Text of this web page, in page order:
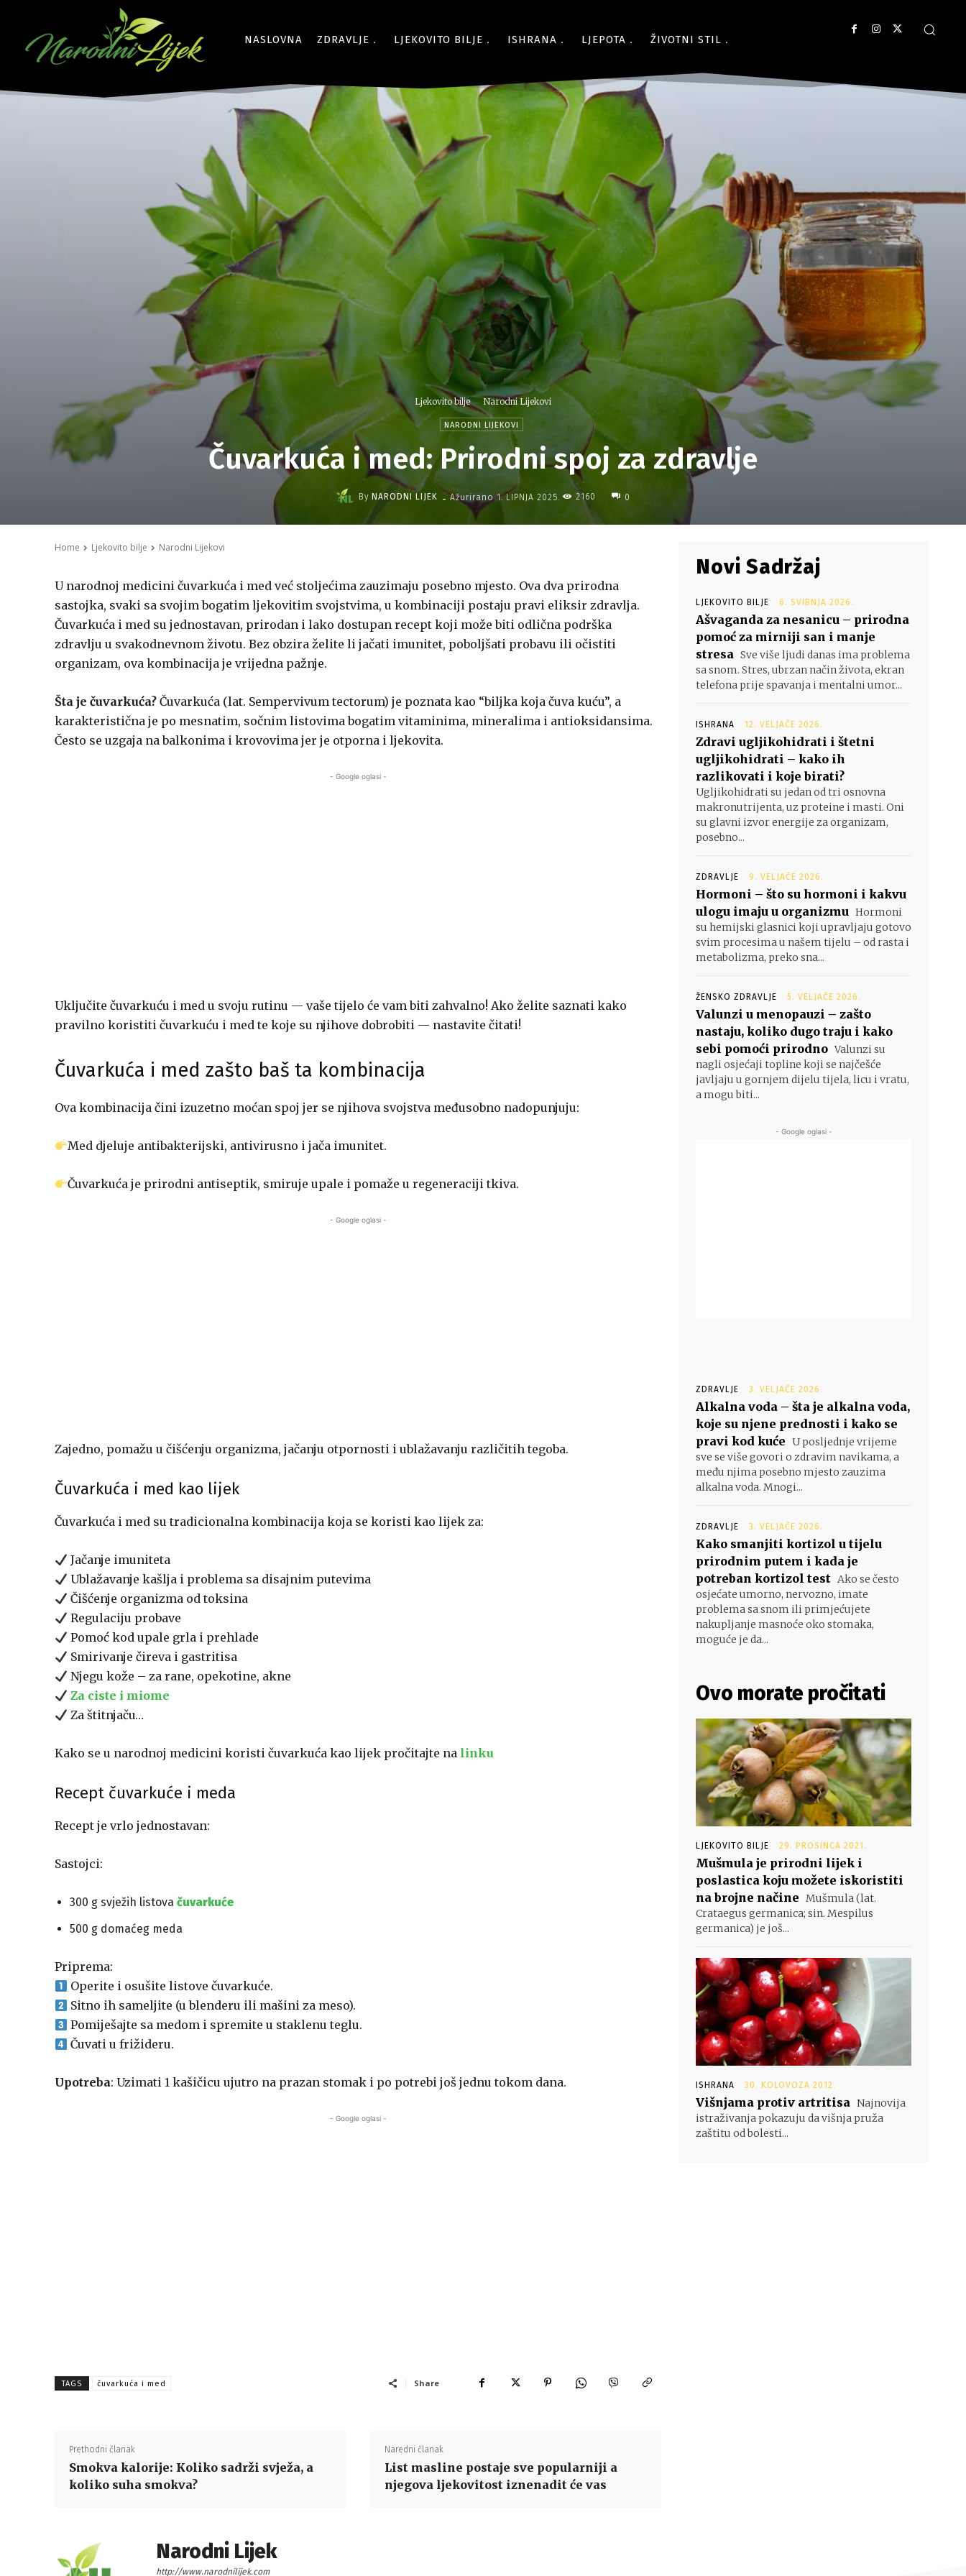
NASLOVNA ZDRAVLJE LJEKOVITO BILJE ISHRANA LJEPOTA ŽIVOTNI STIL
Ljekovito bilje Narodni Lijekovi
NARODNI LIJEKOVI
Čuvarkuća i med: Prirodni spoj za zdravlje
By NARODNI LIJEK - Ažurirano 1. LIPNJA 2025. 2160 0
Home Ljekovito bilje Narodni Lijekovi
U narodnoj medicini čuvarkuća i med već stoljećima zauzimaju posebno mjesto. Ova dva prirodna
sastojka, svaki sa svojim bogatim ljekovitim svojstvima, u kombinaciji postaju pravi eliksir zdravlja.
Čuvarkuća i med su jednostavan, prirodan i lako dostupan recept koji može biti odlična podrška
zdravlju u svakodnevnom životu. Bez obzira želite li jačati imunitet, poboljšati probavu ili očistiti
organizam, ova kombinacija je vrijedna pažnje.
Šta je čuvarkuća? Čuvarkuća (lat. Sempervivum tectorum) je poznata kao “biljka koja čuva kuću”, a
karakteristična je po mesnatim, sočnim listovima bogatim vitaminima, mineralima i antioksidansima.
Često se uzgaja na balkonima i krovovima jer je otporna i ljekovita.
- Google oglasi -
Uključite čuvarkuću i med u svoju rutinu — vaše tijelo će vam biti zahvalno! Ako želite saznati kako
pravilno koristiti čuvarkuću i med te koje su njihove dobrobiti — nastavite čitati!
Čuvarkuća i med zašto baš ta kombinacija
Ova kombinacija čini izuzetno moćan spoj jer se njihova svojstva međusobno nadopunjuju:
Med djeluje antibakterijski, antivirusno i jača imunitet.
Čuvarkuća je prirodni antiseptik, smiruje upale i pomaže u regeneraciji tkiva.
- Google oglasi -
Zajedno, pomažu u čišćenju organizma, jačanju otpornosti i ublažavanju različitih tegoba.
Čuvarkuća i med kao lijek
Čuvarkuća i med su tradicionalna kombinacija koja se koristi kao lijek za:
Jačanje imuniteta
Ublažavanje kašlja i problema sa disajnim putevima
Čišćenje organizma od toksina
Regulaciju probave
Pomoć kod upale grla i prehlade
Smirivanje čireva i gastritisa
Njegu kože – za rane, opekotine, akne
Za ciste i miome
Za štitnjaču…
Kako se u narodnoj medicini koristi čuvarkuća kao lijek pročitajte na linku
Recept čuvarkuće i meda
Recept je vrlo jednostavan:
Sastojci:
300 g svježih listova čuvarkuće
500 g domaćeg meda
Priprema:
Operite i osušite listove čuvarkuće.
Sitno ih sameljite (u blenderu ili mašini za meso).
Pomiješajte sa medom i spremite u staklenu teglu.
Čuvati u frižideru.
Upotreba: Uzimati 1 kašičicu ujutro na prazan stomak i po potrebi još jednu tokom dana.
- Google oglasi -
TAGS čuvarkuća i med Share
Prethodni članak
Smokva kalorije: Koliko sadrži svježa, a
koliko suha smokva?
Naredni članak
List masline postaje sve popularniji a
njegova ljekovitost iznenadit će vas
Narodni Lijek
http://www.narodnilijek.com
Novi Sadržaj
LJEKOVITO BILJE 6. SVIBNJA 2026.
Ašvaganda za nesanicu – prirodna
pomoć za mirniji san i manje
stresa Sve više ljudi danas ima problema
sa snom. Stres, ubrzan način života, ekran
telefona prije spavanja i mentalni umor...
ISHRANA 12. VELJAČE 2026.
Zdravi ugljikohidrati i štetni
ugljikohidrati – kako ih
razlikovati i koje birati?
Ugljikohidrati su jedan od tri osnovna
makronutrijenta, uz proteine i masti. Oni
su glavni izvor energije za organizam,
posebno...
ZDRAVLJE 9. VELJAČE 2026.
Hormoni – što su hormoni i kakvu
ulogu imaju u organizmu Hormoni
su hemijski glasnici koji upravljaju gotovo
svim procesima u našem tijelu – od rasta i
metabolizma, preko sna...
ŽENSKO ZDRAVLJE 5. VELJAČE 2026.
Valunzi u menopauzi – zašto
nastaju, koliko dugo traju i kako
sebi pomoći prirodno Valunzi su
nagli osjećaji topline koji se najčešće
javljaju u gornjem dijelu tijela, licu i vratu,
a mogu biti...
- Google oglasi -
ZDRAVLJE 3. VELJAČE 2026.
Alkalna voda – šta je alkalna voda,
koje su njene prednosti i kako se
pravi kod kuće U posljednje vrijeme
sve se više govori o zdravim navikama, a
među njima posebno mjesto zauzima
alkalna voda. Mnogi...
ZDRAVLJE 3. VELJAČE 2026.
Kako smanjiti kortizol u tijelu
prirodnim putem i kada je
potreban kortizol test Ako se često
osjećate umorno, nervozno, imate
problema sa snom ili primjećujete
nakupljanje masnoće oko stomaka,
moguće je da...
Ovo morate pročitati
LJEKOVITO BILJE 29. PROSINCA 2021.
Mušmula je prirodni lijek i
poslastica koju možete iskoristiti
na brojne načine Mušmula (lat.
Crataegus germanica; sin. Mespilus
germanica) je još...
ISHRANA 30. KOLOVOZA 2012.
Višnjama protiv artritisa Najnovija
istraživanja pokazuju da višnja pruža
zaštitu od bolesti...